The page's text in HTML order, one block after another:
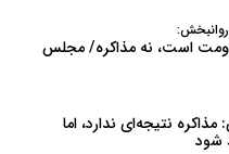
است، نه مذاکره/ مجلس
نتیجه‌ای ندارد، اما
شود